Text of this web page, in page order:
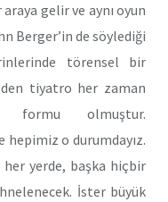
gelir ve aynı oyun
Berger’in de söylediği
törensel bir
tiyatro her zaman
formu olmuştur.
hepimiz o durumdayız.
her yerde, başka hiçbir
İster büyük